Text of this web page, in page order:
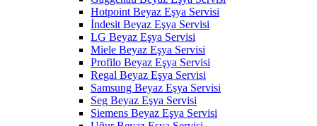
Hotpoint Beyaz Eşya Servisi
İndesit Beyaz Eşya Servisi
LG Beyaz Eşya Servisi
Miele Beyaz Eşya Servisi
Profilo Beyaz Eşya Servisi
Regal Beyaz Eşya Servisi
Samsung Beyaz Eşya Servisi
Seg Beyaz Eşya Servisi
Siemens Beyaz Eşya Servisi